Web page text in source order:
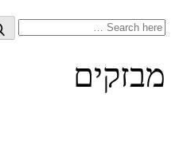
Search
מבזקים